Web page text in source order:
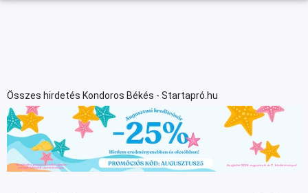
Összes hirdetés Kondoros Békés - Startapró.hu